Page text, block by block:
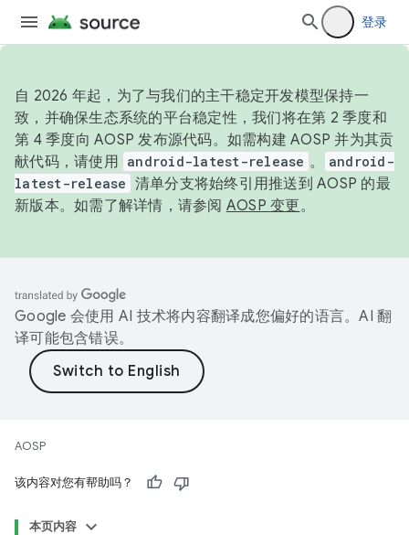
登录
自 2026 年起，为了与我们的主干稳定开发模型保持一
致，并确保生态系统的平台稳定性，我们将在第 2 季度和
第 4 季度向 AOSP 发布源代码。如需构建 AOSP 并为其贡
献代码，请使用 android-latest-release 。
android-
latest-release 清单分支将始终引用推送到 AOSP 的最
新版本。如需了解详情，请参阅 AOSP 变更。
Google 会使用 AI 技术将内容翻译成您偏好的语言。AI 翻
译可能包含错误。
AOSP
该内容对您有帮助吗？
本页内容